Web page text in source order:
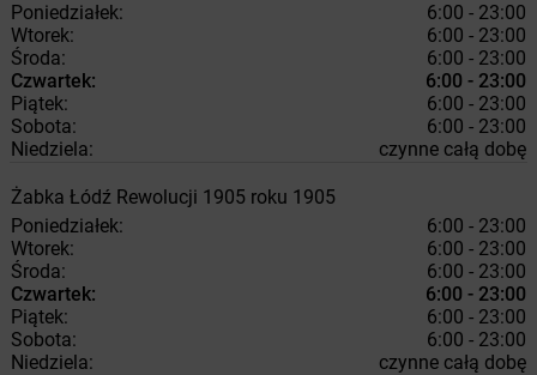
Poniedziałek:
6:00 - 23:00
Wtorek:
6:00 - 23:00
Środa:
6:00 - 23:00
Czwartek:
6:00 - 23:00
Piątek:
6:00 - 23:00
Sobota:
6:00 - 23:00
Niedziela:
czynne całą dobę
Żabka Łódź Rewolucji 1905 roku 1905
Poniedziałek:
6:00 - 23:00
Wtorek:
6:00 - 23:00
Środa:
6:00 - 23:00
Czwartek:
6:00 - 23:00
Piątek:
6:00 - 23:00
Sobota:
6:00 - 23:00
Niedziela:
czynne całą dobę